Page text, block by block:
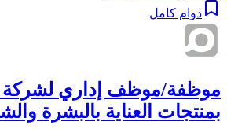
دوام كامل
موظفة/موظف إداري
بمنتجات العناية بالبشرة